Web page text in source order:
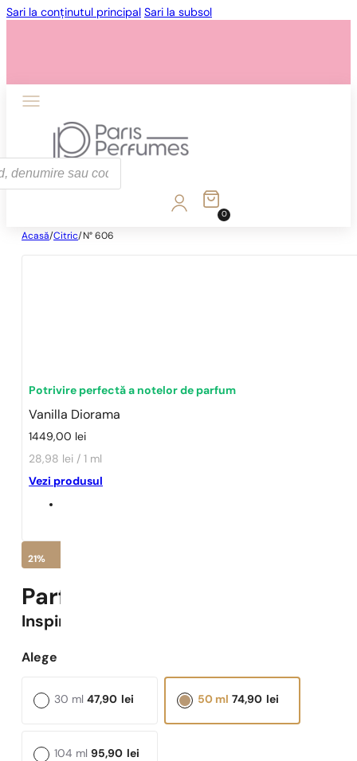
Sari la conținutul principal Sari la subsol
0
Acasă/Citric/ N° 606
Potrivire perfectă a notelor de parfum
Vanilla Diorama
1449,00 lei
28,98 lei / 1 ml
Vezi produsul
21%
Parfumuri Pariziene N° 606 -
Inspirat
Alege capacitatea:
47,90 lei
30 ml 74,90 lei
50 ml
95,90 lei
104 ml